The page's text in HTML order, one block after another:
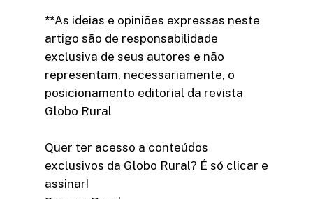
**As ideias e opiniões expressas neste
artigo são de responsabilidade
exclusiva de seus autores e não
representam, necessariamente, o
posicionamento editorial da revista
Globo Rural
Quer ter acesso a conteúdos
exclusivos da Globo Rural? É só clicar e
assinar!